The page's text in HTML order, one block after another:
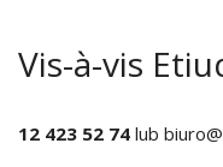
Vis-à-vis
12 423 52 74 lub